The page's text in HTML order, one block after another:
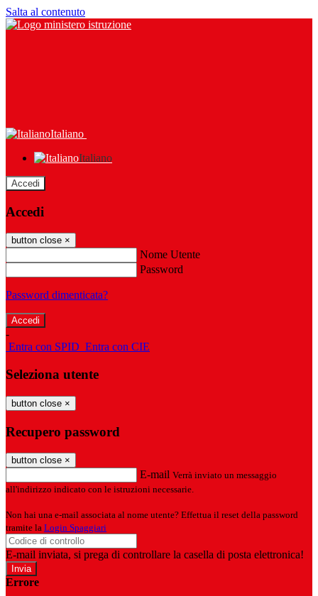
Salta al contenuto
Italiano
Italiano
Accedi
Accedi
button close ×
Nome Utente
Password
Password dimenticata?
-
Entra con SPID Entra con CIE
Seleziona utente
button close ×
Recupero password
button close ×
E-mail Verrà inviato un messaggio
all'indirizzo indicato con le istruzioni necessarie.
Non hai una e-mail associata al nome utente? Effettua il reset della password
tramite la Login Spaggiari
E-mail inviata, si prega di controllare la casella di posta elettronica!
Errore